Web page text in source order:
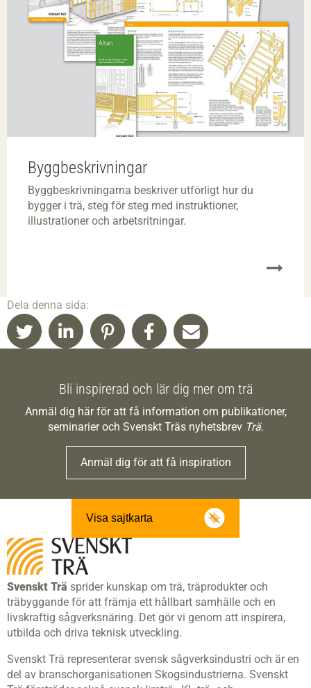
Byggbeskrivningar
Byggbeskrivningarna beskriver utförligt hur du
bygger i trä, steg för steg med instruktioner,
illustrationer och arbetsritningar.
Dela denna sida:
Bli inspirerad och lär dig mer om trä
Anmäl dig här för att få information om publikationer,
seminarier och Svenskt Träs nyhetsbrev Trä.
Anmäl dig för att få inspiration
Visa sajtkarta
Svenskt Trä sprider kunskap om trä, träprodukter och
träbyggande för att främja ett hållbart samhälle och en
livskraftig sågverksnäring. Det gör vi genom att inspirera,
utbilda och driva teknisk utveckling.
Svenskt Trä representerar svensk sågverksindustri och är en
del av branschorganisationen Skogsindustrierna. Svenskt